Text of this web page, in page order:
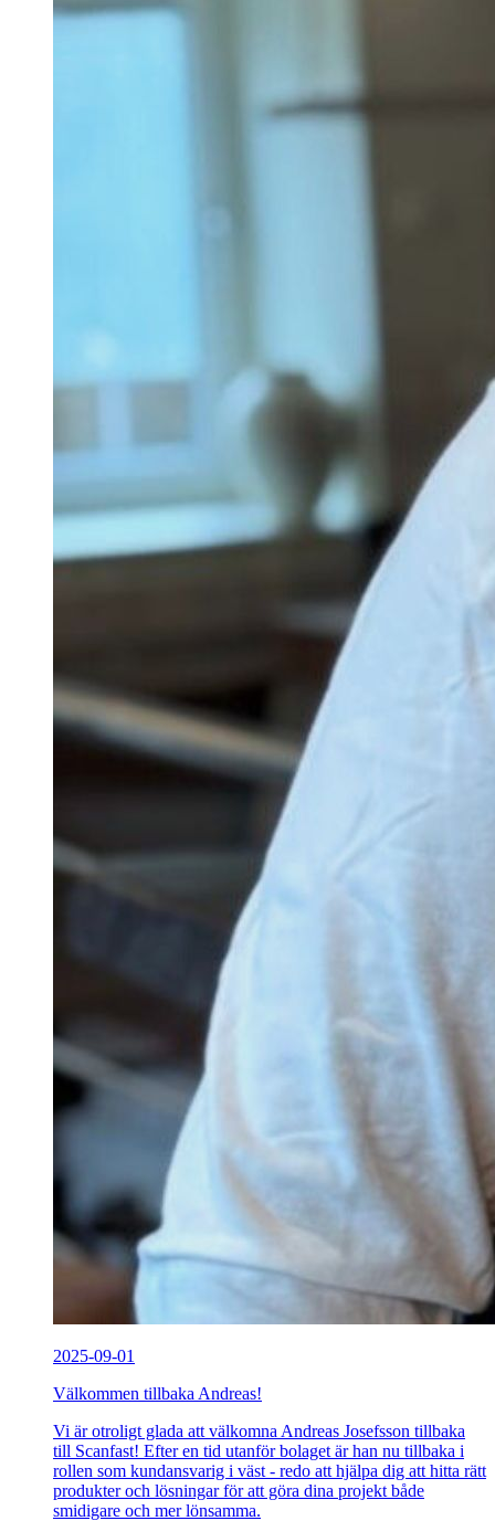
2025-09-01
Välkommen tillbaka Andreas!
Vi är otroligt glada att välkomna Andreas Josefsson tillbaka
till Scanfast! Efter en tid utanför bolaget är han nu tillbaka i
rollen som kundansvarig i väst - redo att hjälpa dig att hitta rätt
produkter och lösningar för att göra dina projekt både
smidigare och mer lönsamma.